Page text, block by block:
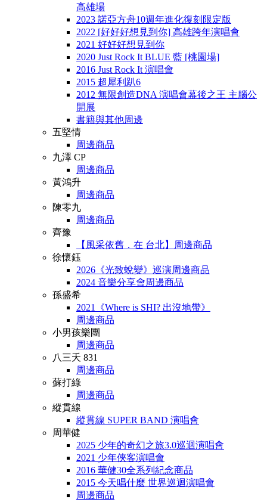
高雄場
2023 諾亞方舟10週年進化復刻限定版
2022 [好好好想見到你] 高雄跨年演唱會
2021 好好好想見到你
2020 Just Rock It BLUE 藍 [桃園場]
2016 Just Rock It 演唱會
2015 超犀利趴6
2012 無限創造DNA 演唱會幕後之王 主腦公
開展
書籍與其他周邊
五堅情
周邊商品
九澤 CP
周邊商品
黃鴻升
周邊商品
陳零九
周邊商品
齊豫
【風采依舊．在 台北】周邊商品
徐懷鈺
2026《光致蛻變》巡演周邊商品
2024 音樂分享會周邊商品
孫盛希
2021《Where is SHI? 出沒地帶》
周邊商品
小男孩樂團
周邊商品
八三夭 831
周邊商品
蘇打綠
周邊商品
縱貫線
縱貫線 SUPER BAND 演唱會
周華健
2025 少年的奇幻之旅3.0巡迴演唱會
2021 少年俠客演唱會
2016 華健30全系列紀念商品
2015 今天唱什麼 世界巡迴演唱會
周邊商品